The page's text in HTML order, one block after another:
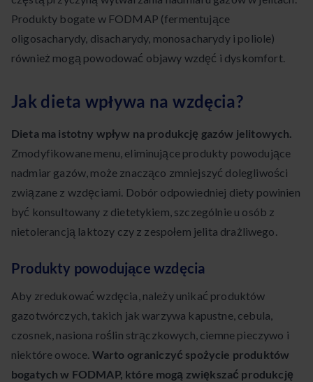
Produkty bogate w FODMAP (fermentujące
oligosacharydy, disacharydy, monosacharydy i poliole)
również mogą powodować objawy wzdęć i dyskomfort.
Jak dieta wpływa na wzdęcia?
Dieta ma istotny wpływ na produkcję gazów jelitowych.
Zmodyfikowane menu, eliminujące produkty powodujące
nadmiar gazów, może znacząco zmniejszyć dolegliwości
związane z wzdęciami. Dobór odpowiedniej diety powinien
być konsultowany z dietetykiem, szczególnie u osób z
nietolerancją laktozy czy z zespołem jelita drażliwego.
Produkty powodujące wzdęcia
Aby zredukować wzdęcia, należy unikać produktów
gazotwórczych, takich jak warzywa kapustne, cebula,
czosnek, nasiona roślin strączkowych, ciemne pieczywo i
niektóre owoce. Warto ograniczyć spożycie produktów
bogatych w FODMAP, które mogą zwiększać produkcję